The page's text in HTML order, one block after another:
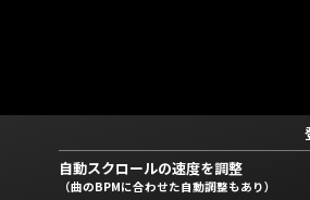
自動スクロールの速度を調整
（曲のBPMに合わせた自動調整もあり）